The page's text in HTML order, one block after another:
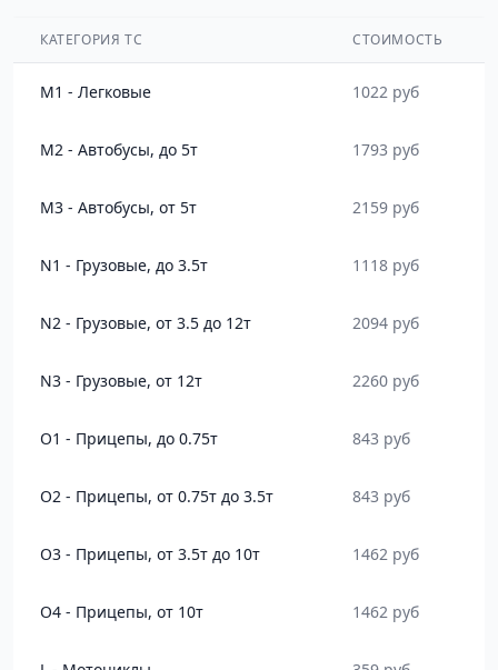
КАТЕГОРИЯ ТС СТОИМОСТЬ
M1 - Легковые 1022 руб
M2 - Автобусы, до 5т 1793 руб
M3 - Автобусы, от 5т 2159 руб
N1 - Грузовые, до 3.5т 1118 руб
N2 - Грузовые, от 3.5 до 12т 2094 руб
N3 - Грузовые, от 12т 2260 руб
O1 - Прицепы, до 0.75т 843 руб
O2 - Прицепы, от 0.75т до 3.5т 843 руб
O3 - Прицепы, от 3.5т до 10т 1462 руб
O4 - Прицепы, от 10т 1462 руб